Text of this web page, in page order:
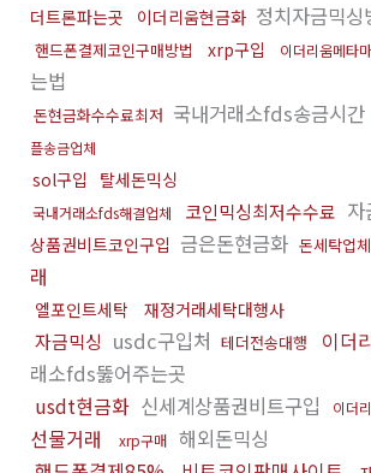
더트론파는곳
이더리움현금화 정치자금믹싱
핸드폰결제코인구매방법 xrp구입 이더리움메타
는법
돈현금화수수료최저 국내거래소fds송금시간
플송금업체
sol구입 탈세돈믹싱
국내거래소fds해결업체 코인믹싱최저수수료 자
상품권비트코인구입 금은돈현금화 돈세탁업체
래
엘포인트세탁 재정거래세탁대행사
자금믹싱 usdc구입처 테더전송대행 이더
래소fds뚫어주는곳
usdt현금화 신세계상품권비트구입 이더
선물거래
xrp구매 해외돈믹싱